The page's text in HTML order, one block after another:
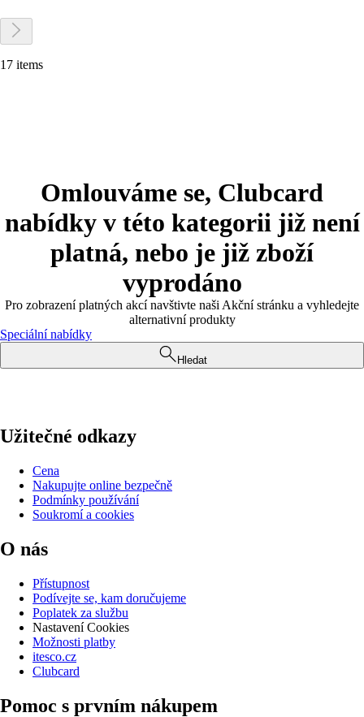
17 items
Omlouváme se, Clubcard
nabídky v této kategorii již není
platná, nebo je již zboží
vyprodáno
Pro zobrazení platných akcí navštivte naši Akční stránku a vyhledejte
alternativní produkty
Speciální nabídky
Hledat
Užitečné odkazy
Cena
Nakupujte online bezpečně
Podmínky používání
Soukromí a cookies
O nás
Přístupnost
Podívejte se, kam doručujeme
Poplatek za službu
Nastavení Cookies
Možnosti platby
itesco.cz
Clubcard
Pomoc s prvním nákupem